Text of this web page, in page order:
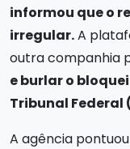
informou que o
irregular.A
outra companhia
e burlar o
Tribunal Federal
A agência